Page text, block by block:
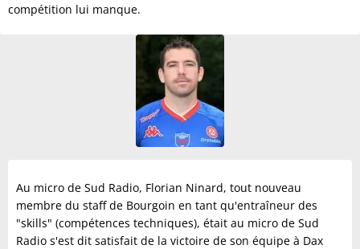
compétition lui manque.
Au micro de Sud Radio, Florian Ninard, tout nouveau
membre du staff de Bourgoin en tant qu'entraîneur des
"skills" (compétences techniques), était au micro de Sud
Radio s'est dit satisfait de la victoire de son équipe à Dax